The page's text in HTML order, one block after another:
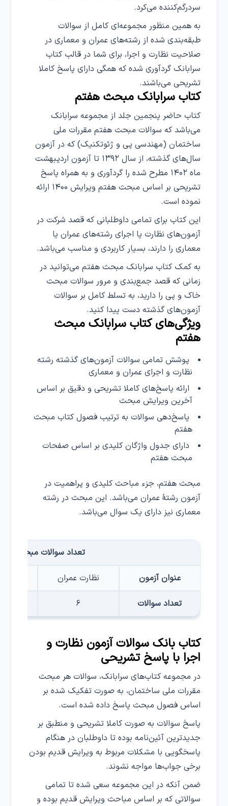
سردرگم‌کننده می‌کرد.
به همین منظور مجموعه‌ای کامل از سوالات
طبقه‌بندی شده از رشته‌های عمران و معماری در
صلاحیت نظارت و اجرا، برای شما در قالب کتاب
سرابانک گردآوری شده که همگی دارای پاسخ‌ کاملا
تشریحی می‌باشند.
کتاب سرابانک مبحث هفتم
کتاب حاضر پنجمین جلد از مجموعه سرابانک
می‌باشد که سوالات مبحث هفتم مقررات ملی
ساختمان (مهندسی پی و ژئوتکنیک) که در آزمون
سال‌های گذشته، از سال ۱۳۹۲ تا آزمون اردیبهشت
ماه ۱۴۰۲ مطرح شده را گردآوری و به همراه پاسخ
تشریحی بر اساس مبحث هفتم ویرایش ۱۴۰۰ ارائه
نموده است.
این کتاب برای تمامی داوطلبانی که قصد شرکت در
آزمون‌های نظارت یا اجرای رشته‌های عمران یا
معماری را دارند، بسیار کاربردی و مناسب می‌باشد.
به کمک کتاب سرابانک مبحث هفتم می‌توانید در
زمانی که قصد جمع‌بندی و مرور سوالات مبحث
خاک و پی را دارید، به تسلط کامل بر سوالات
آزمون‌های گذشته دست پیدا کنید.
ویژگی‌های کتاب سرابانک مبحث
هفتم
پوشش تمامی سوالات آزمون‌های گذشته رشته
نظارت و اجرای عمران و معماری
ارائه پاسخ‌های کاملا تشریحی و دقیق بر اساس
آخرین ویرایش مبحث
پاسخ‌دهی سوالات به ترتیب فصول کتاب مبحث
هفتم
دارای جدول واژگان کلیدی بر اساس صفحات
مبحث هفتم
مبحث هفتم، جزء مباحث کلیدی و پراهمیت در
آزمون رشتهٔ عمران می‌باشد. این مبحث در رشته
معماری نیز دارای یک سوال می‌باشد.
تعداد سوالات مبحث هفتم
عنوان آزمون نظارت عمران
تعداد سوالات ۶
کتاب بانک سوالات آزمون نظارت و
اجرا با پاسخ تشریحی
در مجموعه کتاب‌های سرابانک، سوالات هر مبحث
مقررات ملی ساختمان، به صورت تفکیک شده بر
اساس فصول مبحث پاسخ داده شده است.
پاسخ سوالات به صورت کاملا تشریحی و منطبق بر
جدید‌ترین آئین‌نامه بوده تا داوطلبان در هنگام
پاسخگویی با مشکلات مربوط به ویرایش قدیم بودن
برخی جواب‌ها مواجه نشوند.
ضمن آنکه در این مجموعه سعی شده تا تمامی
سوالاتی که بر اساس مباحث ویرایش قدیم بوده و